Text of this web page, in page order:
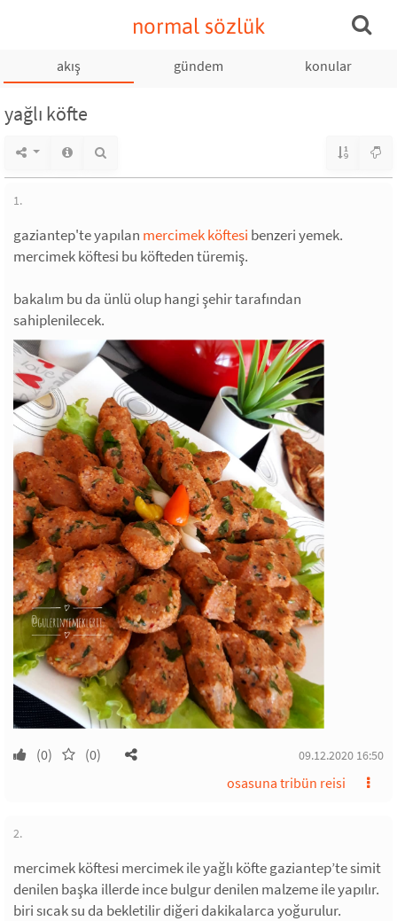
normal sözlük
akış gündem konular
yağlı köfte
1.
gaziantep'te yapılan mercimek köftesi benzeri yemek.
mercimek köftesi bu köfteden türemiş.
bakalım bu da ünlü olup hangi şehir tarafından
sahiplenilecek.
(0) (0) 09.12.2020 16:50
osasuna tribün reisi
2.
mercimek köftesi mercimek ile yağlı köfte gaziantep’te simit
denilen başka illerde ince bulgur denilen malzeme ile yapılır.
biri sıcak su da bekletilir diğeri dakikalarca yoğurulur.